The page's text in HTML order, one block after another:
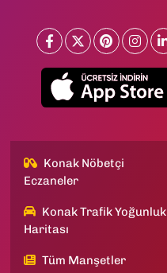
Konak Nöbetçi
Eczaneler
Konak Trafik Yoğunluk
Haritası
Tüm Manşetler